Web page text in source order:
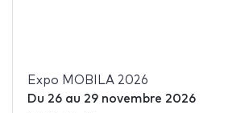
Expo MOBILA 2026
Du 26au 29 novembre 2026